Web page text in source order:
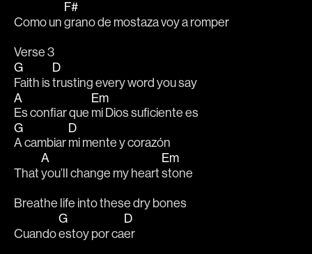
Como un
F#
grano de mostaza voy a romper
Verse 3
G
Faith is
D
trusting every word you say
A
Es confiar que
Em
mi Dios suficiente es
G
A cambiar
D
mi mente y corazón
That
A
you’ll change my heart
Em
stone
Breathe life into these dry bones
Cuando
G
estoy por ca
D
er